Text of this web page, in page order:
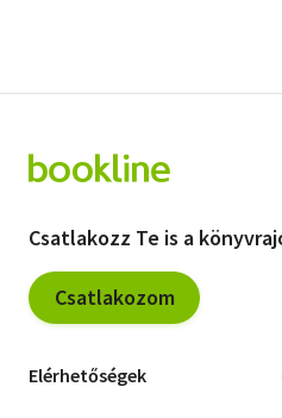
Csatlakozz Te is a
Csatlakozom
Elérhetőségek